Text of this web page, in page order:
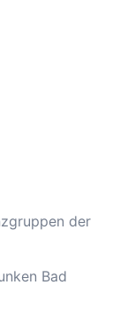
der
Bad